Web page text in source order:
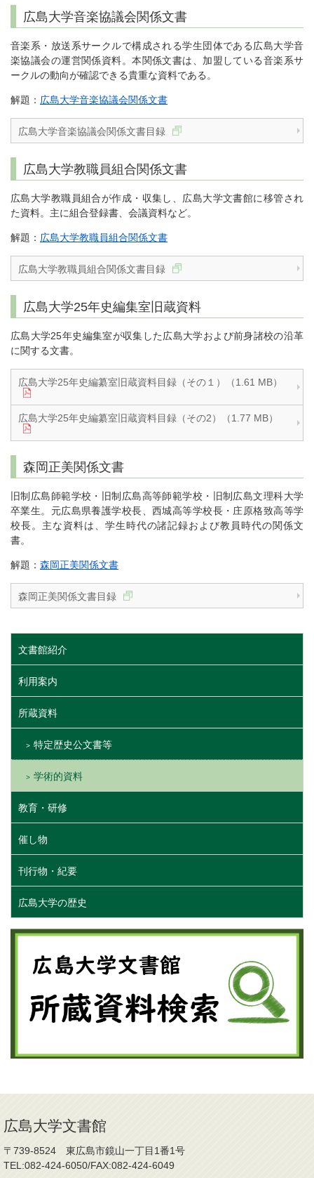
広島大学音楽協議会関係文書
音楽系・放送系サークルで構成される学生団体である広島大学音
楽協議会の運営関係資料。本関係文書は、加盟している音楽系サ
ークルの動向が確認できる貴重な資料である。
解題： 広島大学音楽協議会関係文書
広島大学音楽協議会関係文書目録
広島大学教職員組合関係文書
広島大学教職員組合が作成・収集し、広島大学文書館に移管され
た資料。主に組合登録書、会議資料など。
解題： 広島大学教職員組合関係文書
広島大学教職員組合関係文書目録
広島大学25年史編集室旧蔵資料
広島大学25年史編集室が収集した広島大学および前身諸校の沿革
に関する文書。
広島大学25年史編纂室旧蔵資料目録（その１）（1.61 MB）
広島大学25年史編纂室旧蔵資料目録（その2）（1.77 MB）
森岡正美関係文書
旧制広島師範学校・旧制広島高等師範学校・旧制広島文理科大学
卒業生。元広島県養護学校長、西城高等学校長・庄原格致高等学
校長。主な資料は、学生時代の諸記録および教員時代の関係文
書。
解題： 森岡正美関係文書
森岡正美関係文書目録
文書館紹介
利用案内
所蔵資料
特定歴史公文書等
学術的資料
教育・研修
催し物
刊行物・紀要
広島大学の歴史
広島大学文書館
〒739-8524 東広島市鏡山一丁目1番1号
TEL:082-424-6050/FAX:082-424-6049